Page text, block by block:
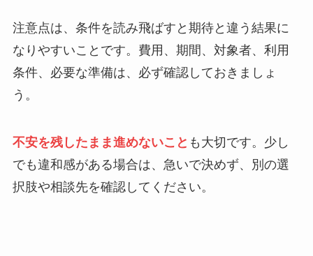
注意点は、条件を読み飛ばすと期待と違う結果に
なりやすいことです。費用、期間、対象者、利用
条件、必要な準備は、必ず確認しておきましょ
う。
不安を残したまま進めないこと も大切です。少し
でも違和感がある場合は、急いで決めず、別の選
択肢や相談先を確認してください。